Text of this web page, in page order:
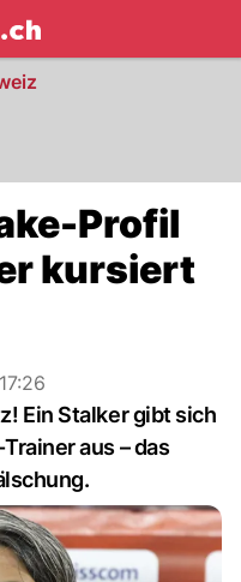
NAU.ch
Profil
kursiert
Ein Stalker gibt sich
aus – das